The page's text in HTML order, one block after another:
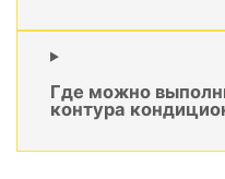
Где можно
контура